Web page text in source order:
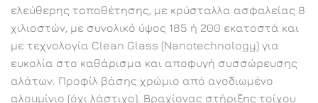
ελεύθερης τοποθέτησης, με κρύσταλλα ασφαλείας 8
χιλιοστών, με συνολικό ύψος 185 ή 200 εκατοστά και
με τεχνολογία Clean Glass (Nanotechnology) για
ευκολία στο καθάρισμα και αποφυγή συσσώρευσης
αλάτων. Προφίλ βάσης χρώμιο από ανοδιωμένο
αλουμίνιο (όχι λάστιχο). Βραχίονας στήριξης τοίχου